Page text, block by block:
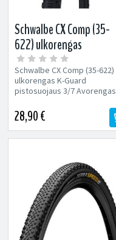
Schwalbe CX Comp (35-
622) ulkorengas
heijastinnauhalla
Schwalbe CX Comp (35-622)
ulkorengas K-Guard
pistosuojaus 3/7 Avorengas
Heijastinnauha...
28,90 €